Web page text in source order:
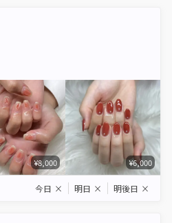
¥8,000 ¥6,000
今日 × 明日 × 明後日 ×